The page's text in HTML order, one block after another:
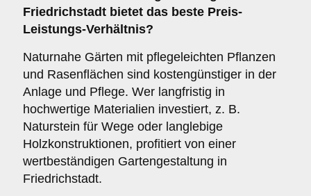
Friedrichstadt bietet das beste Preis-
Leistungs-Verhältnis?
Naturnahe Gärten mit pflegeleichten Pflanzen
und Rasenflächen sind kostengünstiger in der
Anlage und Pflege. Wer langfristig in
hochwertige Materialien investiert, z. B.
Naturstein für Wege oder langlebige
Holzkonstruktionen, profitiert von einer
wertbeständigen Gartengestaltung in
Friedrichstadt.